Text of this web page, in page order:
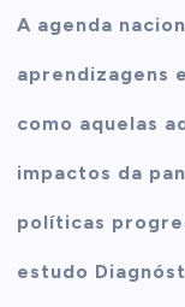
A agenda
aprendizagens
como aquelas
impactos da
políticas
estudo